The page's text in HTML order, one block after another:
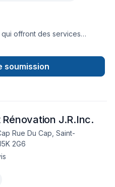
offront des services
soumission
J.R.Inc.
Rue Du Cap, Saint-
2G6